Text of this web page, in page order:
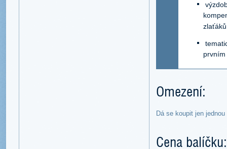
prvním
Omezení:
Dá se koupit jen
Cena